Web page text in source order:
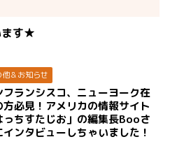
ます★
他＆お知らせ
フランシスコ、ニューヨーク在
方必見！アメリカの情報サイト
っちすたじお」の編集長Booさ
インタビューしちゃいました！